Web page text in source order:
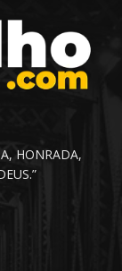
HONRADA,